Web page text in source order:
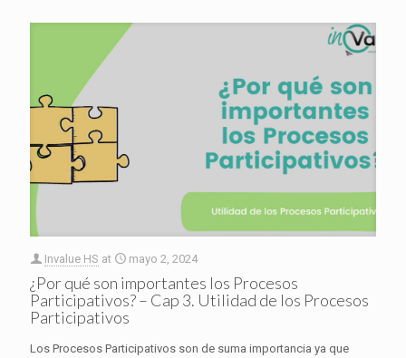
Invalue HS at mayo 2, 2024
¿Por qué son importantes los Procesos
Participativos? – Cap 3. Utilidad de los Procesos
Participativos
Los Procesos Participativos son de suma importancia ya que